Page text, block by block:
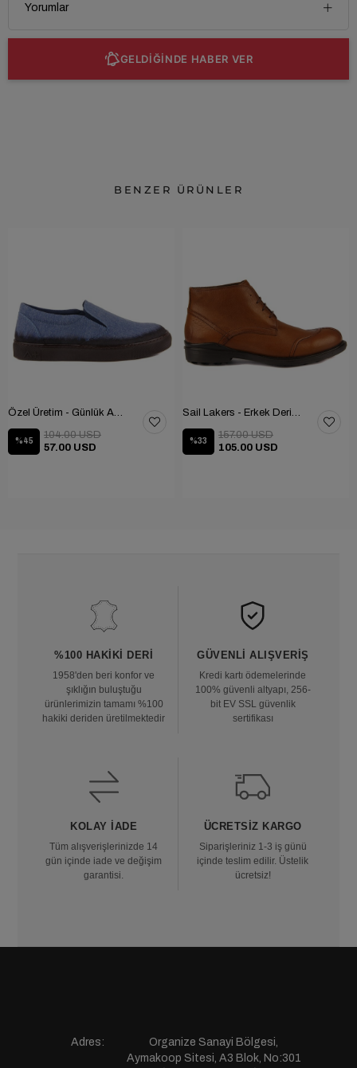
Yorumlar
GELDİĞİNDE HABER VER
BENZER ÜRÜNLER
%45
57.00 USD
104.00 USD
%33
105.00 USD
157.00 USD
%100 HAKIKI DERI
1958'den beri konfor ve
şıklığın buluştuğu
ürünlerimizin tamamı %100
hakiki deriden üretilmektedir
GÜVENLI ALIŞVERIŞ
Kredi kartı ödemelerinde
100% güvenli altyapı, 256-
bit EV SSL güvenlik
sertifikası
KOLAY İADE
Tüm alışverişlerinizde 14
gün içinde iade ve değişim
garantisi.
ÜCRETSIZ KARGO
Siparişleriniz 1-3 iş günü
içinde teslim edilir. Üstelik
ücretsiz!
Adres:
Organize Sanayi Bölgesi,
Aymakoop Sitesi, A3 Blok, No:301